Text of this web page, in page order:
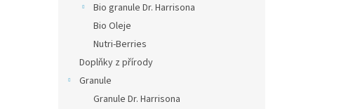
Bio granule Dr. Harrisona
Bio Oleje
Nutri-Berries
Doplňky z přírody
Granule
Granule Dr. Harrisona